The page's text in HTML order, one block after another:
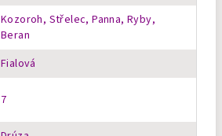
Kozoroh, Střelec, Panna, Ryby,
Beran
Fialová
7